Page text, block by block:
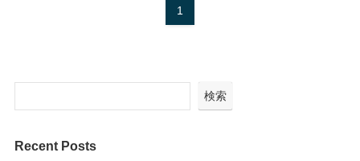
1
検索
Recent Posts